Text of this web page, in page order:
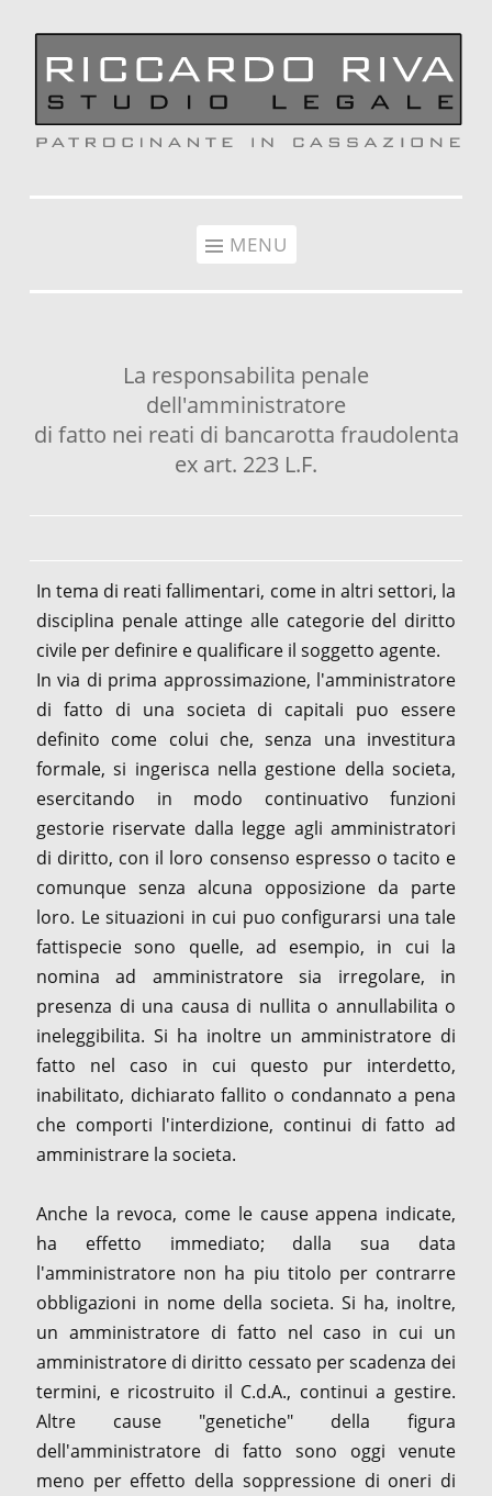
MENU
La responsabilita penale
dell'amministratore
di fatto nei reati di bancarotta fraudolenta
ex art. 223 L.F.
In tema di reati fallimentari, come in altri settori, la
disciplina penale attinge alle categorie del diritto
civile per definire e qualificare il soggetto agente.
In via di prima approssimazione, l'amministratore
di fatto di una societa di capitali puo essere
definito come colui che, senza una investitura
formale, si ingerisca nella gestione della societa,
esercitando in modo continuativo funzioni
gestorie riservate dalla legge agli amministratori
di diritto, con il loro consenso espresso o tacito e
comunque senza alcuna opposizione da parte
loro. Le situazioni in cui puo configurarsi una tale
fattispecie sono quelle, ad esempio, in cui la
nomina ad amministratore sia irregolare, in
presenza di una causa di nullita o annullabilita o
ineleggibilita. Si ha inoltre un amministratore di
fatto nel caso in cui questo pur interdetto,
inabilitato, dichiarato fallito o condannato a pena
che comporti l'interdizione, continui di fatto ad
amministrare la societa.
Anche la revoca, come le cause appena indicate,
ha effetto immediato; dalla sua data
l'amministratore non ha piu titolo per contrarre
obbligazioni in nome della societa. Si ha, inoltre,
un amministratore di fatto nel caso in cui un
amministratore di diritto cessato per scadenza dei
termini, e ricostruito il C.d.A., continui a gestire.
Altre cause "genetiche" della figura
dell'amministratore di fatto sono oggi venute
meno per effetto della soppressione di oneri di